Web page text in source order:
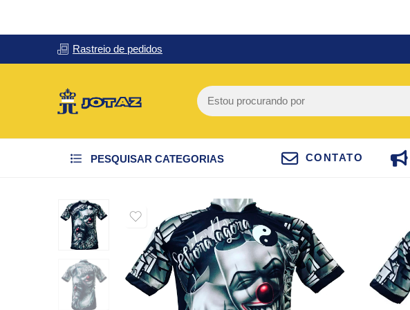
Rastreio de pedidos
PESQUISAR CATEGORIAS CONTATO